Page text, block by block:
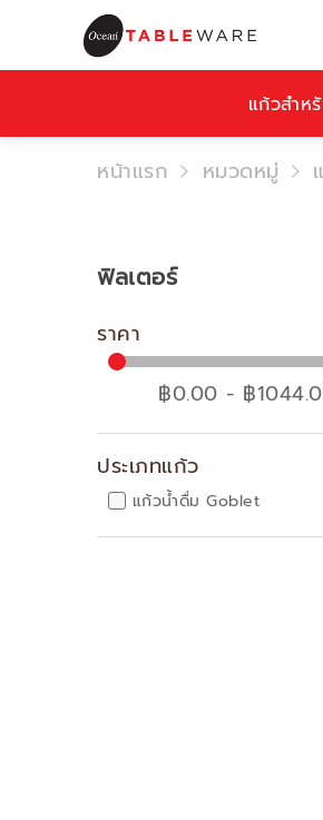
แก้วสำห
หน้าแรก หมวดหมู่
ฟิลเตอร์
ราคา
฿0.00 - ฿
ประเภทแก้ว
แก้วน้ำดื่ม Goblet